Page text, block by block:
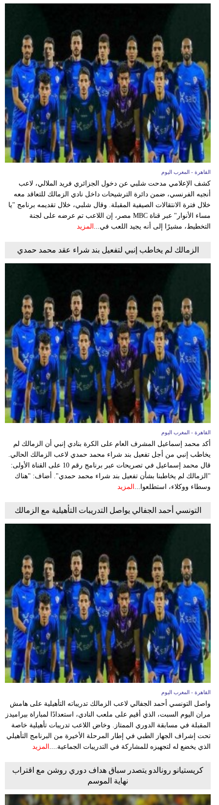
القاهرة - المغرب اليوم
كشف الإعلامي مدحت شلبي عن دخول الجزائري فريد الملالي، لاعب
أنجيه الفرنسي، ضمن دائرة الترشيحات داخل نادي الزمالك للتعاقد معه
خلال فترة الانتقالات الصيفية المقبلة. وقال شلبي، خلال تقديمه برنامج "يا
مساء الأنوار" عبر قناة MBC مصر، إن اللاعب تم عرضه على لجنة
التخطيط، مشيرًا إلى أنه يجيد اللعب في... المزيد
الزمالك لم يخاطب إنبي لتفعيل بند شراء عقد محمد حمدي
القاهرة - المغرب اليوم
أكد محمد إسماعيل المشرف العام على الكرة بنادي إنبي أن الزمالك لم
يخاطب إنبي من أجل تفعيل بند شراء محمد حمدي لاعب الزمالك الحالي.
قال محمد إسماعيل في تصريحات عبر برنامج رقم 10 على القناة الأولى:
"الزمالك لم يخاطبنا بشأن تفعيل بند شراء محمد حمدي". أضاف: "هناك
وسطاء ووكلاء، استطلعوا...
المزيد
التونسي أحمد الجفالي يواصل التدريبات التأهيلية مع الزمالك
القاهرة - المغرب اليوم
واصل التونسي أحمد الجفالي لاعب الزمالك تدريباته التأهيلية على هامش
مران اليوم السبت، الذي أقيم على ملعب النادي، استعدادًا لمباراة بيراميدز
المقبلة في مسابقة الدوري الممتاز. وخاض اللاعب تدريبات تأهيلية خاصة
تحت إشراف الجهاز الطبي في إطار المرحلة الأخيرة من البرنامج التأهيلي
الذي يخضع له لتجهيزه للمشاركة في التدريبات الجماعية.... المزيد
كريستيانو رونالدو يتصدر سباق هداف دوري روشن مع اقتراب
نهاية الموسم